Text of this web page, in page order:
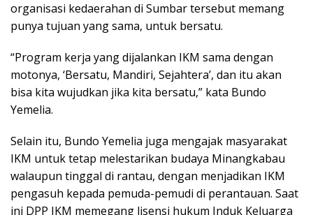
organisasi kedaerahan di Sumbar tersebut memang
punya tujuan yang sama, untuk bersatu.
“Program kerja yang dijalankan IKM sama dengan
motonya, ‘Bersatu, Mandiri, Sejahtera’, dan itu akan
bisa kita wujudkan jika kita bersatu,” kata Bundo
Yemelia.
Selain itu, Bundo Yemelia juga mengajak masyarakat
IKM untuk tetap melestarikan budaya Minangkabau
walaupun tinggal di rantau, dengan menjadikan IKM
pengasuh kepada pemuda-pemudi di perantauan. Saat
ini DPP IKM memegang lisensi hukum Induk Keluarga